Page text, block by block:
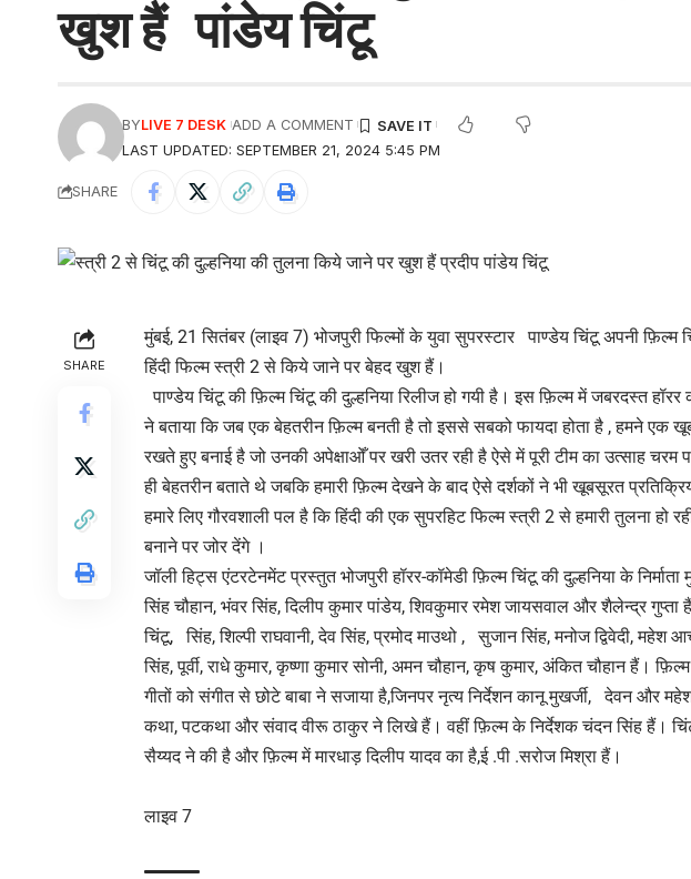
खुश हैं पांडेय चिंटू
LAST UPDATED: SEPTEMBER 21, 2024 5:45 PM
BYLIVE 7 DESK ADD A COMMENT
SHARE
SHARE
मुंबई, 21 सितंबर (लाइव 7) भोजपुरी फिल्मों के युवा सुपरस्टार पाण्डेय चिंटू अपनी फ़िल्म
हिंदी फिल्म स्त्री 2 से किये जाने पर बेहद खुश हैं।
पाण्डेय चिंटू की फ़िल्म चिंटू की दुल्हनिया रिलीज हो गयी है। इस फ़िल्म में जबरदस्त
ने बताया कि जब एक बेहतरीन फ़िल्म बनती है तो इससे सबको फायदा होता है , हमने एक
रखते हुए बनाई है जो उनकी अपेक्षाओँ पर खरी उतर रही है ऐसे में पूरी टीम का उत्साह चरम
ही बेहतरीन बताते थे जबकि हमारी फ़िल्म देखने के बाद ऐसे दर्शकों ने भी खूबसूरत
हमारे लिए गौरवशाली पल है कि हिंदी की एक सुपरहिट फिल्म स्त्री 2 से हमारी तुलना हो
बनाने पर जोर देंगे ।
जॉली हिट्स एंटरटेनमेंट प्रस्तुत भोजपुरी हॉरर-कॉमेडी फ़िल्म चिंटू की दुल्हनिया के निर्माता
सिंह चौहान, भंवर सिंह, दिलीप कुमार पांडेय, शिवकुमार रमेश जायसवाल और शैलेन्द्र
चिंटू, सिंह, शिल्पी राघवानी, देव सिंह, प्रमोद माउथो , सुजान सिंह, मनोज द्विवेदी, महेश
सिंह, पूर्वी, राधे कुमार, कृष्णा कुमार सोनी, अमन चौहान, कृष कुमार, अंकित चौहान हैं।
गीतों को संगीत से छोटे बाबा ने सजाया है,जिनपर नृत्य निर्देशन कानू मुखर्जी, देवन और
कथा, पटकथा और संवाद वीरू ठाकुर ने लिखे हैं। वहीं फ़िल्म के निर्देशक चंदन सिंह हैं। चिंटू
सैय्यद ने की है और फ़िल्म में मारधाड़ दिलीप यादव का है,ई .पी .सरोज मिश्रा हैं।
लाइव 7